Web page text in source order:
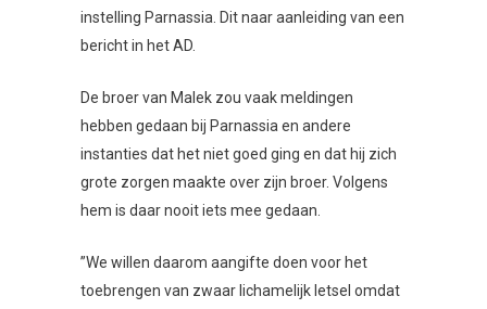
instelling Parnassia. Dit naar aanleiding van een
bericht in het AD.
De broer van Malek zou vaak meldingen
hebben gedaan bij Parnassia en andere
instanties dat het niet goed ging en dat hij zich
grote zorgen maakte over zijn broer. Volgens
hem is daar nooit iets mee gedaan.
”We willen daarom aangifte doen voor het
toebrengen van zwaar lichamelijk letsel omdat